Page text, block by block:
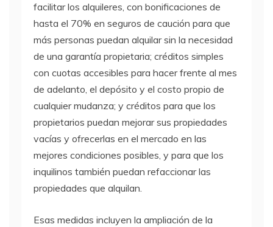
facilitar los alquileres, con bonificaciones de
hasta el 70% en seguros de caución para que
más personas puedan alquilar sin la necesidad
de una garantía propietaria; créditos simples
con cuotas accesibles para hacer frente al mes
de adelanto, el depósito y el costo propio de
cualquier mudanza; y créditos para que los
propietarios puedan mejorar sus propiedades
vacías y ofrecerlas en el mercado en las
mejores condiciones posibles, y para que los
inquilinos también puedan refaccionar las
propiedades que alquilan.
Esas medidas incluyen la ampliación de la